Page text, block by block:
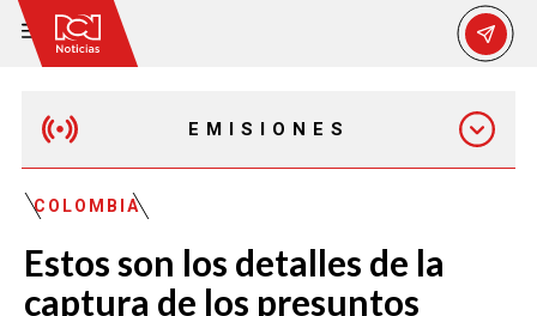
EMISIONES
EMISIÓN 7:00 PM
COLOMBIA
Estos son los detalles de la
captura de los presuntos